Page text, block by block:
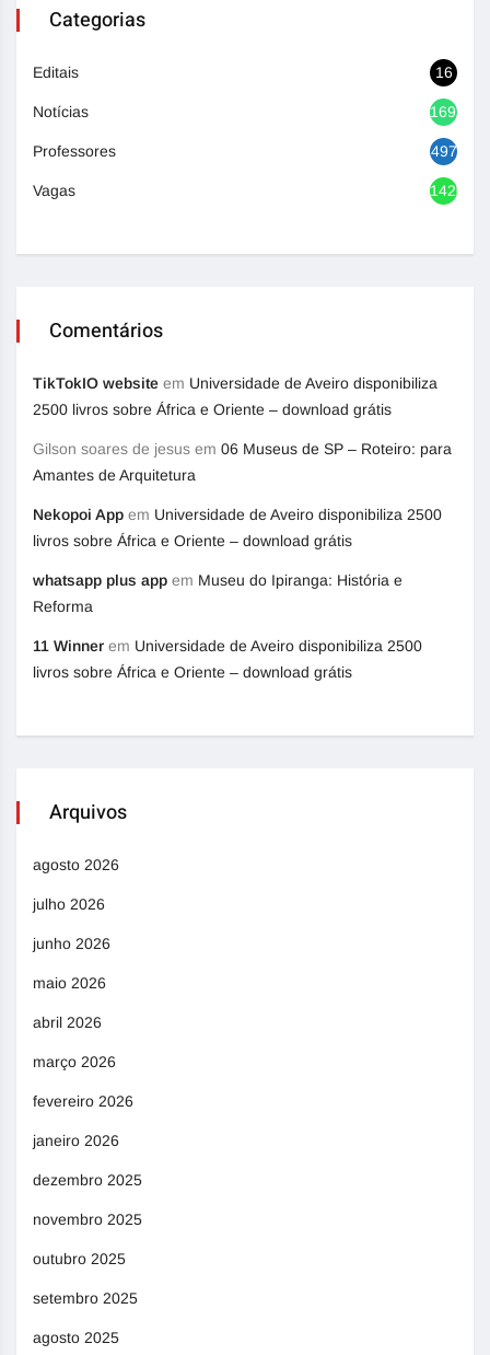
Categorias
Editais 16
Notícias 1692
Professores 497
Vagas 1420
Comentários
TikTokIO website em Universidade de Aveiro disponibiliza
2500 livros sobre África e Oriente – download grátis
Gilson soares de jesus em 06 Museus de SP – Roteiro: para
Amantes de Arquitetura
Nekopoi App em Universidade de Aveiro disponibiliza 2500
livros sobre África e Oriente – download grátis
whatsapp plus app em Museu do Ipiranga: História e
Reforma
11 Winner em Universidade de Aveiro disponibiliza 2500
livros sobre África e Oriente – download grátis
Arquivos
agosto 2026
julho 2026
junho 2026
maio 2026
abril 2026
março 2026
fevereiro 2026
janeiro 2026
dezembro 2025
novembro 2025
outubro 2025
setembro 2025
agosto 2025